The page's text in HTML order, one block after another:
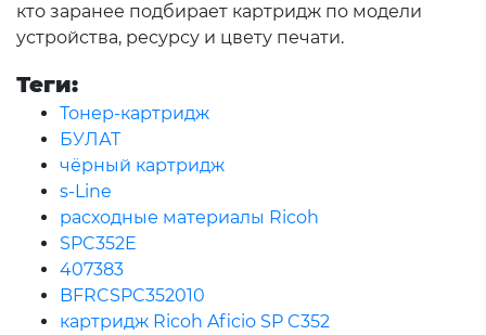
кто заранее подбирает картридж по модели
устройства, ресурсу и цвету печати.
Теги:
Тонер-картридж
БУЛАТ
чёрный картридж
s-Line
расходные материалы Ricoh
SPC352E
407383
BFRCSPC352010
картридж Ricoh Aficio SP C352